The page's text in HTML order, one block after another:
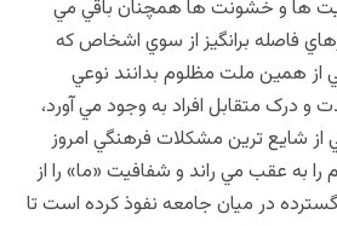
ها و خشونت ها همچنان باقي مي
فاصله برانگيز از سوي اشخاص که
از همين ملت مظلوم بدانند نوعي
و درک متقابل افراد به وجود مي آورد،
از شايع ترين مشكلات فرهنگي امروز
به عقب مي راند و شفافيت «ما» را از
در ميان جامعه نفوذ کرده است تا